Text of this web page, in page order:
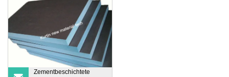
Zementbeschichtete